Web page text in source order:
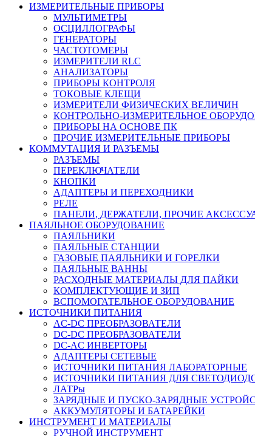
ИЗМЕРИТЕЛЬНЫЕ ПРИБОРЫ
МУЛЬТИМЕТРЫ
ОСЦИЛЛОГРАФЫ
ГЕНЕРАТОРЫ
ЧАСТОТОМЕРЫ
ИЗМЕРИТЕЛИ RLC
АНАЛИЗАТОРЫ
ПРИБОРЫ КОНТРОЛЯ
ТОКОВЫЕ КЛЕЩИ
ИЗМЕРИТЕЛИ ФИЗИЧЕСКИХ ВЕЛИЧИН
КОНТРОЛЬНО-ИЗМЕРИТЕЛЬНОЕ
ПРИБОРЫ НА ОСНОВЕ ПК
ПРОЧИЕ ИЗМЕРИТЕЛЬНЫЕ ПРИБОРЫ
КОММУТАЦИЯ И РАЗЪЕМЫ
РАЗЪЕМЫ
ПЕРЕКЛЮЧАТЕЛИ
КНОПКИ
АДАПТЕРЫ И ПЕРЕХОДНИКИ
РЕЛЕ
ПАНЕЛИ, ДЕРЖАТЕЛИ, ПРОЧИЕ
ПАЯЛЬНОЕ ОБОРУДОВАНИЕ
ПАЯЛЬНИКИ
ПАЯЛЬНЫЕ СТАНЦИИ
ГАЗОВЫЕ ПАЯЛЬНИКИ И ГОРЕЛКИ
ПАЯЛЬНЫЕ ВАННЫ
РАСХОДНЫЕ МАТЕРИАЛЫ ДЛЯ ПАЙКИ
КОМПЛЕКТУЮЩИЕ И ЗИП
ВСПОМОГАТЕЛЬНОЕ ОБОРУДОВАНИЕ
ИСТОЧНИКИ ПИТАНИЯ
AC-DC ПРЕОБРАЗОВАТЕЛИ
DC-DC ПРЕОБРАЗОВАТЕЛИ
DC-AC ИНВЕРТОРЫ
АДАПТЕРЫ СЕТЕВЫЕ
ИСТОЧНИКИ ПИТАНИЯ ЛАБОРАТОРНЫЕ
ИСТОЧНИКИ ПИТАНИЯ ДЛЯ
ЛАТРы
ЗАРЯДНЫЕ И ПУСКО-ЗАРЯДНЫЕ
АККУМУЛЯТОРЫ И БАТАРЕЙКИ
ИНСТРУМЕНТ И МАТЕРИАЛЫ
РУЧНОЙ ИНСТРУМЕНТ